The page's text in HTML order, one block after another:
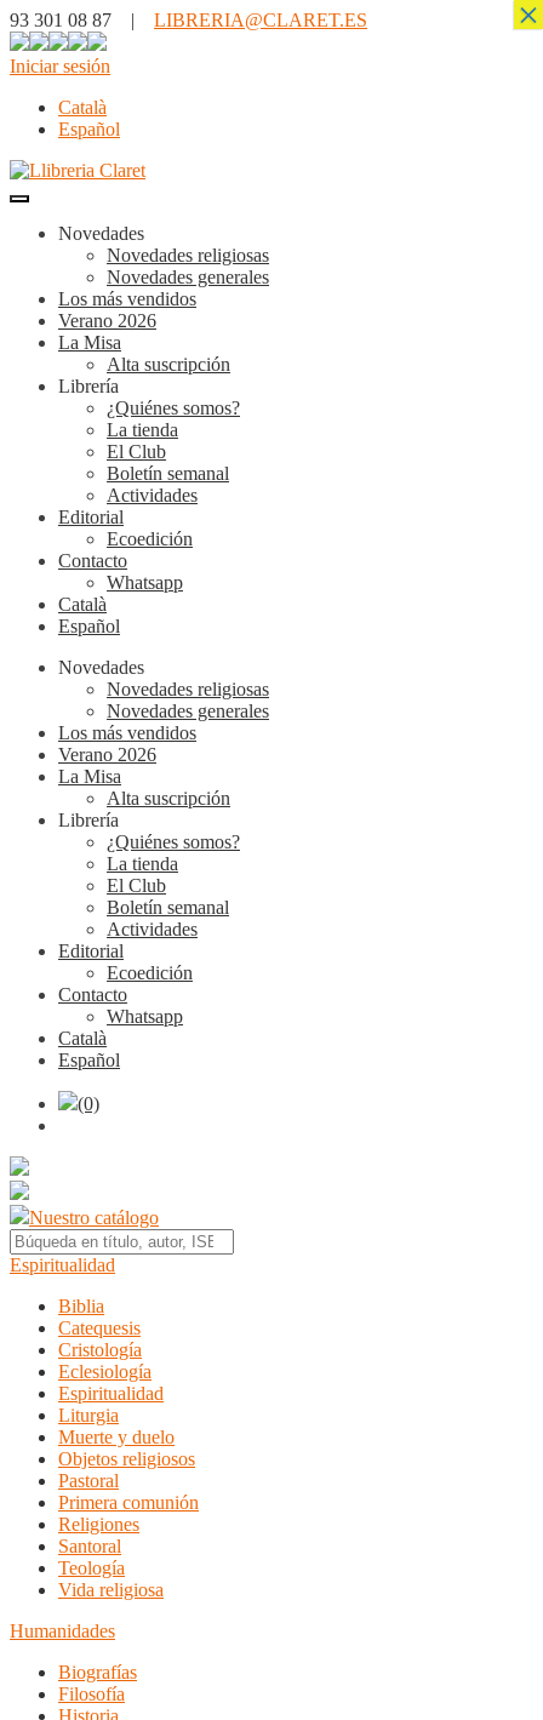
93 301 08 87 | LIBRERIA@CLARET.ES
Iniciar sesión
Català
Español
Novedades
Novedades religiosas
Novedades generales
Los más vendidos
Verano 2026
La Misa
Alta suscripción
Librería
¿Quiénes somos?
La tienda
El Club
Boletín semanal
Actividades
Editorial
Ecoedición
Contacto
Whatsapp
Català
Español
Novedades
Novedades religiosas
Novedades generales
Los más vendidos
Verano 2026
La Misa
Alta suscripción
Librería
¿Quiénes somos?
La tienda
El Club
Boletín semanal
Actividades
Editorial
Ecoedición
Contacto
Whatsapp
Català
Español
(0)
Nuestro catálogo
Espiritualidad
Biblia
Catequesis
Cristología
Eclesiología
Espiritualidad
Liturgia
Muerte y duelo
Objetos religiosos
Pastoral
Primera comunión
Religiones
Santoral
Teología
Vida religiosa
Humanidades
Biografías
Filosofía
Historia
×